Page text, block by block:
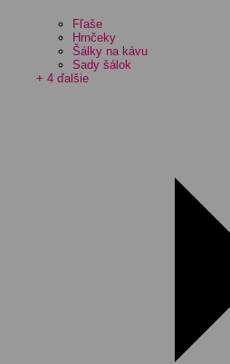
Fľaše
Hrnčeky
Šálky na kávu
Sady šálok
+ 4 ďalšie